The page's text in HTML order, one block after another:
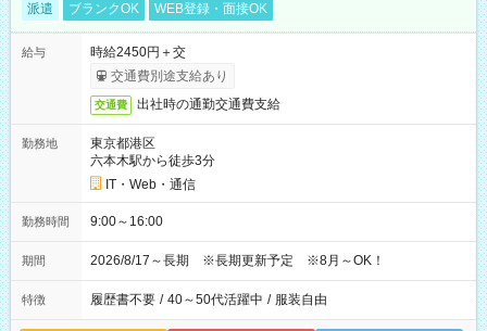
派遣 ブランクOK WEB登録・面接OK
給与
時給2450円＋交
交通費別途支給あり
交通費 出社時の通勤交通費支給
勤務地
東京都港区
六本木駅から徒歩3分
IT・Web・通信
勤務時間 9:00～16:00
期間 2026/8/17～長期 ※長期更新予定 ※8月～OK！
特徴 履歴書不要 / 40～50代活躍中 / 服装自由